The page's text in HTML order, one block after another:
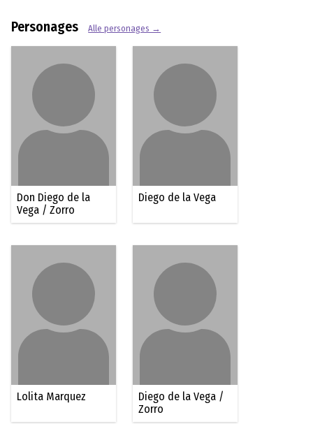
Personages Alle personages →
Don Diego de la
Vega / Zorro
Diego de la Vega
Lolita Marquez
Diego de la Vega /
Zorro